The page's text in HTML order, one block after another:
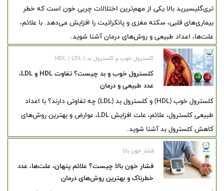
تری‌گلیسیرید بالا یکی از مهم‌ترین اختلالات چربی خون است که خطر
بیماری‌های قلبی، سکته مغزی و پانکراتیت را افزایش می‌دهد. با علائم،
علت‌ها، اعداد طبیعی و روش‌های درمان آشنا شوید.
کلسترول خوب و کلسترول بد | HDL | LDL
کلسترول خوب و بد چیست؟ تفاوت HDL و LDL،
عدد طبیعی و درمان
کلسترول خوب (HDL) و کلسترول بد (LDL) چه تفاوتی دارند؟ با اعداد
طبیعی کلسترول، علائم، علت افزایش LDL، عوارض و بهترین روش‌های
کاهش کلسترول بد آشنا شوید.
فشار خون بالا
فشار خون بالا چیست؟ علائم پنهان، علت‌ها، عدد
خطرناک و بهترین روش‌های درمان